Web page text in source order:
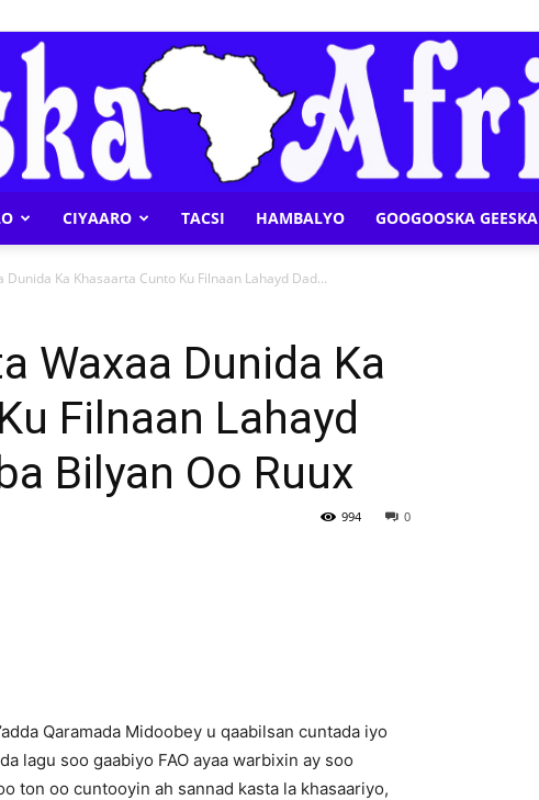
Afrika
CIYAARO TACSI HAMBALYO GOOGOOSKA GEESKA
Dunida Ka Khasaarta Cunto Ku Filnaan Lahayd Dad...
Waxaa Dunida Ka
Filnaan Lahayd
Bilyan Oo Ruux
0
994
Qaramada Midoobey u qaabilsan cuntada iyo
lagu soo gaabiyo FAO ayaa warbixin ay soo
ton oo cuntooyin ah sannad kasta la khasaariyo,